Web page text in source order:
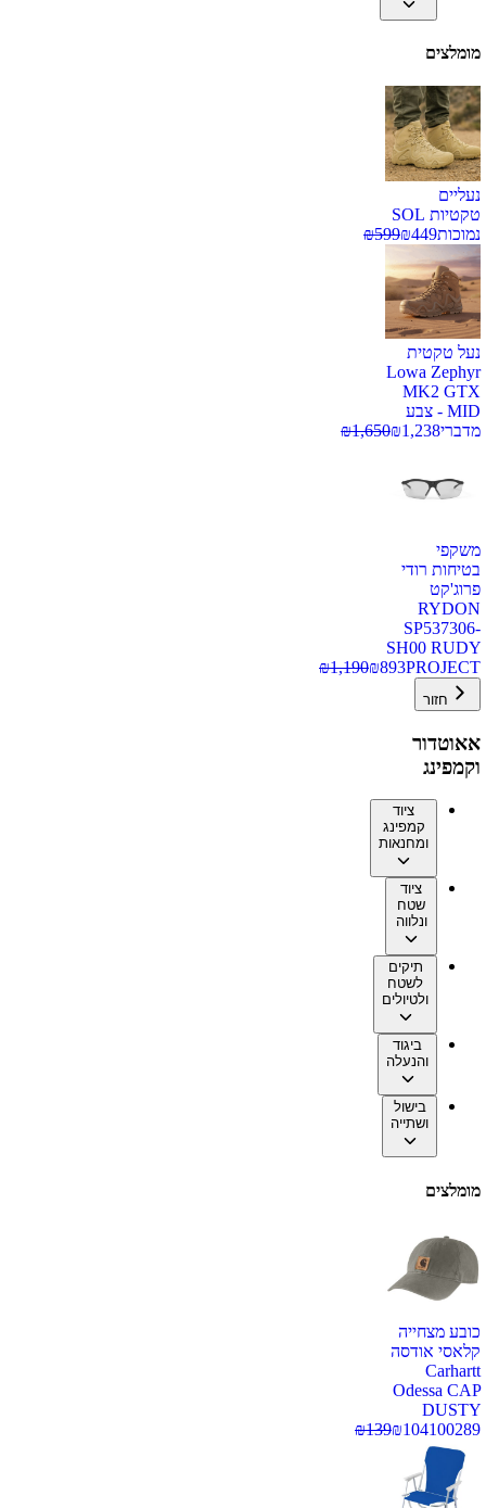
מומלצים
נעליים
טקטיות SOL
נמוכות
₪449
₪599
נעל טקטית
Lowa Zephyr
MK2 GTX
MID - צבע
מדברי
₪1,238
₪1,650
משקפי
בטיחות רודי
פרוג'קט
RYDON
SP537306-
SH00 RUDY
PROJECT
₪893
₪1,190
חזור
אאוטדור
וקמפינג
ציוד
קמפינג
ומחנאות
ציוד
שטח
ונלווה
תיקים
לשטח
ולטיולים
ביגוד
והנעלה
בישול
ושתייה
מומלצים
כובע מצחייה
קלאסי אודסה
Carhartt
Odessa CAP
DUSTY
100289
₪104
₪139